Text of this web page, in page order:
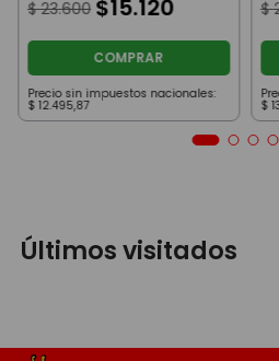
$ 23.600 $15.120
COMPRAR
Precio sin impuestos nacionales:
$ 12.495,87
$
$
Últimos visitados